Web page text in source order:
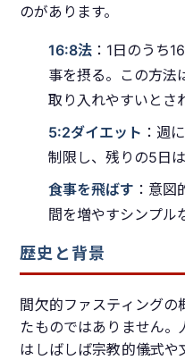
のがあります。
16:8法 ：1日のうち
事を摂る。この方法
取り入れやすいとさ
5:2ダイエット ：週
制限し、残りの5日
食事を飛ばす ：意図
間を増やすシンプル
歴史と背景
間欠的ファスティング
たものではありません
はしばしば宗教的儀式や